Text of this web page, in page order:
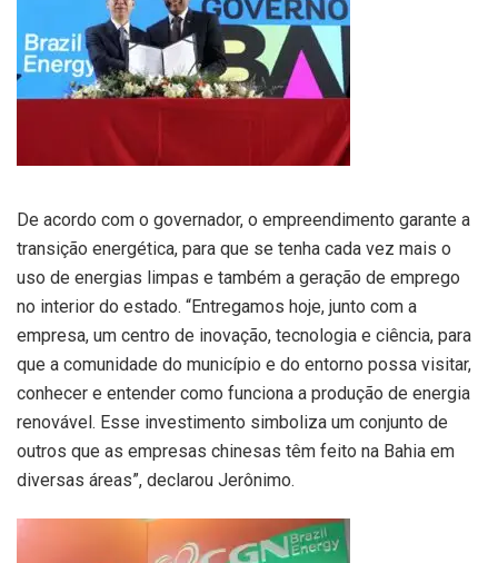
De acordo com o governador, o empreendimento garante a
transição energética, para que se tenha cada vez mais o
uso de energias limpas e também a geração de emprego
no interior do estado. “Entregamos hoje, junto com a
empresa, um centro de inovação, tecnologia e ciência, para
que a comunidade do município e do entorno possa visitar,
conhecer e entender como funciona a produção de energia
renovável. Esse investimento simboliza um conjunto de
outros que as empresas chinesas têm feito na Bahia em
diversas áreas”, declarou Jerônimo.